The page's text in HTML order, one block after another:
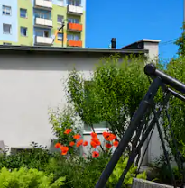
van 5 op 5, 3 recensies